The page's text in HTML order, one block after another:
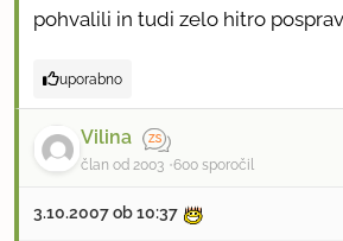
pohvalili in tudi zelo hitro
uporabno
Vilina
član od 2003 600 sporočil
3.10.2007 ob 10:37